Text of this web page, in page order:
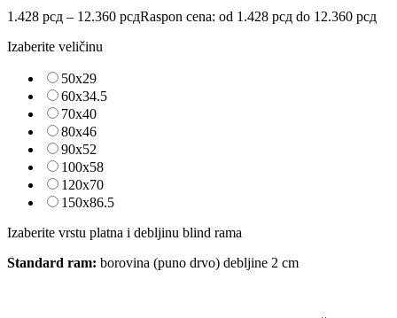
1.428 рсд – 12.360 рсдRaspon cena: od 1.428 рсд do 12.360 рсд
Izaberite veličinu
50x29
60x34.5
70x40
80x46
90x52
100x58
120x70
150x86.5
Izaberite vrstu platna i debljinu blind rama
Standard ram: borovina (puno drvo) debljine 2 cm